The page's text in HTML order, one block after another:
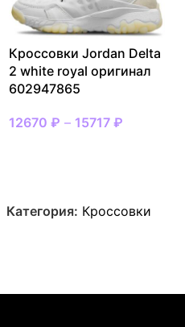
Кроссовки Jordan Delta
2 white royal оригинал
602947865
12670 ₽ – 15717 ₽
Категория: Кроссовки